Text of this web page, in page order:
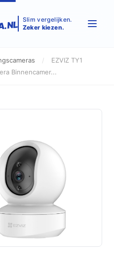
Slim vergelijken.
Zeker kiezen.
/
EZVIZ TY1
Binnencamer...